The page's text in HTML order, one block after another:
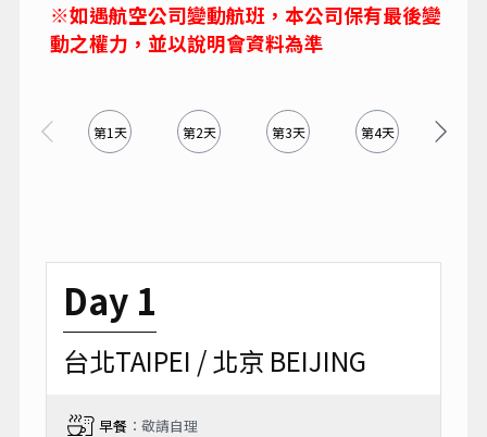
※如遇航空公司變動航班，本公司保有最後變
動之權力，並以說明會資料為準
第1天 第2天 第3天 第4天
Day 1
台北TAIPEI / 北京 BEIJING
早餐：敬請自理